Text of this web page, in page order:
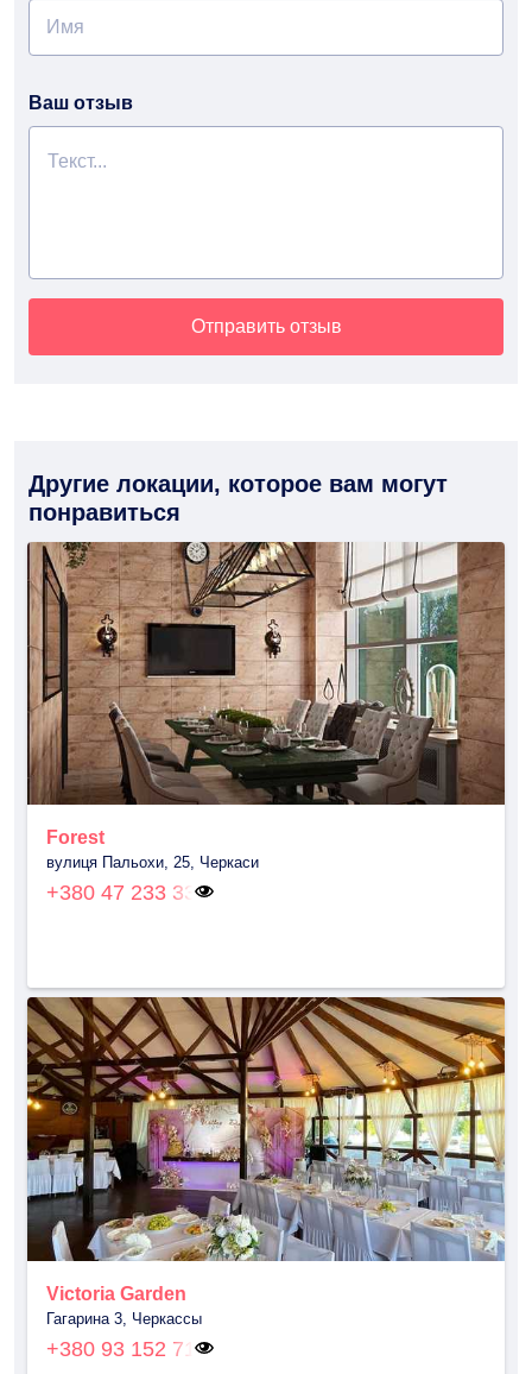
Ваш отзыв
Отправить отзыв
Другие локации, которое вам могут
понравиться
Forest
вулиця Пальохи, 25, Черкаси
+380 47 233 33
Victoria Garden
Гагарина 3, Черкассы
+380 93 152 71